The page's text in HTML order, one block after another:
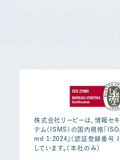
株式会社リーピーは、情報セキ
テム（ISMS）の国内規格「
md 1:2024」（認証登録番号
しています。（本社のみ）